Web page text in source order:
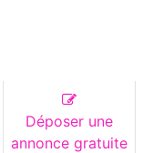
Déposer une
annonce gratuite